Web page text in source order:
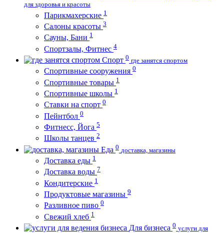
для здоровья и красоты
Парикмахерские 1
Салоны красоты 3
Сауны, Бани 1
Спортзалы, Фитнес 4
Спорт 0 где занятся спортом
Спортивные сооружения 0
Спортивные товары 1
Спортивные школы 1
Ставки на спорт 0
Пейнтбол 0
Фитнесс, Йога 5
Школы танцев 2
Еда 0 доставка, магазины
Доставка еды 1
Доставка воды 7
Кондитерские 1
Продуктовые магазины 9
Разливное пиво 0
Свежий хлеб 1
Для бизнеса 0 услуги для